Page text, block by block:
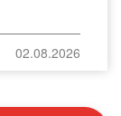
02.08.2026